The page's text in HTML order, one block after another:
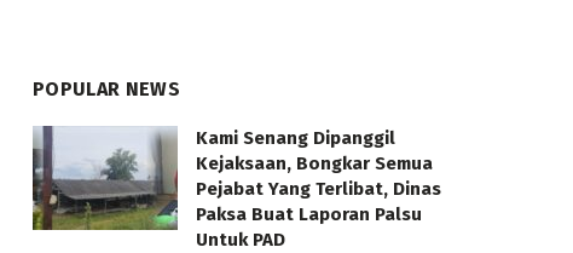
POPULAR NEWS
Kami Senang Dipanggil
Kejaksaan, Bongkar Semua
Pejabat Yang Terlibat, Dinas
Paksa Buat Laporan Palsu
Untuk PAD